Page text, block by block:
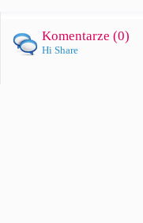
Komentarze (0)
Hi Share